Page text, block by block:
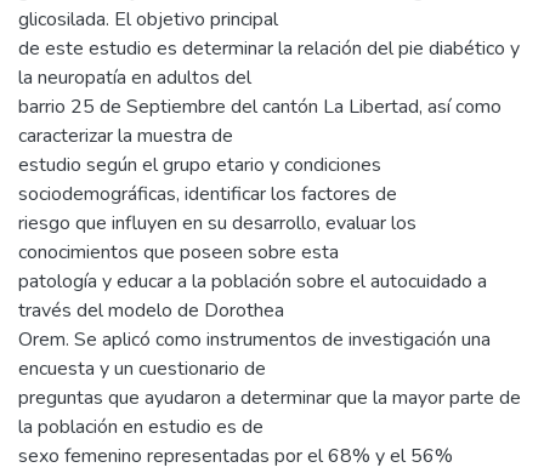
glicosilada. El objetivo principal
de este estudio es determinar la relación del pie diabético y
la neuropatía en adultos del
barrio 25 de Septiembre del cantón La Libertad, así como
caracterizar la muestra de
estudio según el grupo etario y condiciones
sociodemográficas, identificar los factores de
riesgo que influyen en su desarrollo, evaluar los
conocimientos que poseen sobre esta
patología y educar a la población sobre el autocuidado a
través del modelo de Dorothea
Orem. Se aplicó como instrumentos de investigación una
encuesta y un cuestionario de
preguntas que ayudaron a determinar que la mayor parte de
la población en estudio es de
sexo femenino representadas por el 68% y el 56%